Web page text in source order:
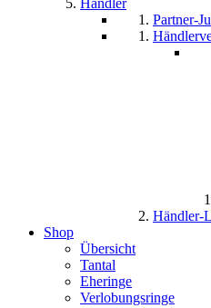
Händler
Partner-
Händler-
Shop
Übersicht
Tantal
Eheringe
Verlobungsringe